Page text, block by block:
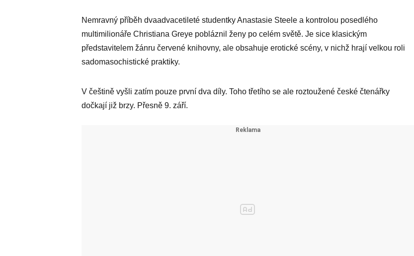
Nemravný příběh dvaadvacetileté studentky Anastasie Steele a kontrolou posedlého
multimilionáře Christiana Greye pobláznil ženy po celém světě. Je sice klasickým
představitelem žánru červené knihovny, ale obsahuje erotické scény, v nichž hrají velkou roli
sadomasochistické praktiky.
V češtině vyšli zatím pouze první dva díly. Toho třetího se ale roztoužené české čtenářky
dočkají již brzy. Přesně 9. září.